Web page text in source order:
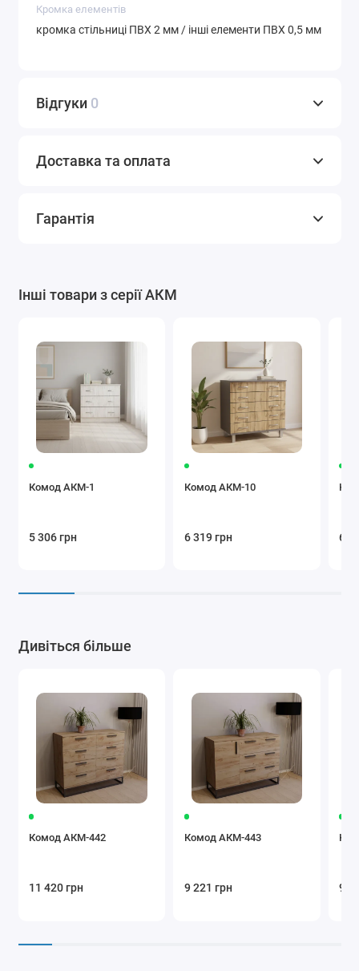
Кромка елементів
кромка стільниці ПВХ 2 мм / інші елементи ПВХ 0,5 мм
Відгуки 0
Доставка та оплата
Гарантія
Інші товари з серії АКМ
Комод АКМ-1
5 306 грн
Комод АКМ-10
6 319 грн 6
Дивіться більше
Комод АКМ-442
11 420 грн
Комод АКМ-443
9 221 грн 9